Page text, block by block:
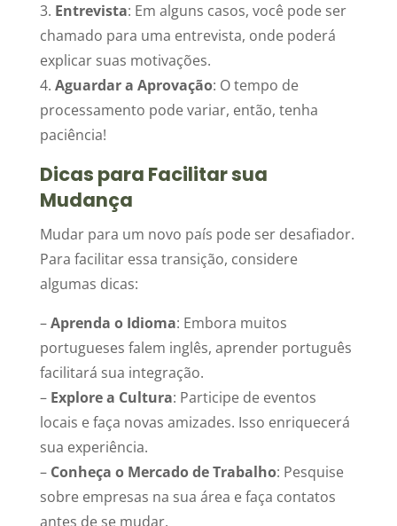
3. Entrevista: Em alguns casos, você pode ser
chamado para uma entrevista, onde poderá
explicar suas motivações.
4. Aguardar a Aprovação: O tempo de
processamento pode variar, então, tenha
paciência!
Dicas para Facilitar sua
Mudança
Mudar para um novo país pode ser desafiador.
Para facilitar essa transição, considere
algumas dicas:
–Aprenda o Idioma: Embora muitos
portugueses falem inglês, aprender português
facilitará sua integração.
– Explore a Cultura: Participe de eventos
locais e faça novas amizades. Isso enriquecerá
sua experiência.
– Conheça o Mercado de Trabalho: Pesquise
sobre empresas na sua área e faça contatos
antes de se mudar.